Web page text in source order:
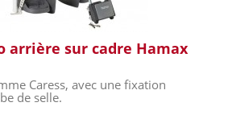
arrière sur cadre Hamax
Caress, avec une fixation
de selle.